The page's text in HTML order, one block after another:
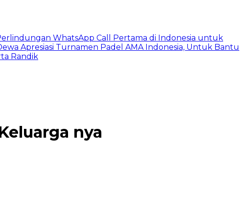
WhatsApp Call Pertama di Indonesia untuk
Apresiasi Turnamen Padel AMA Indonesia, Untuk Bantu
Randik
nya